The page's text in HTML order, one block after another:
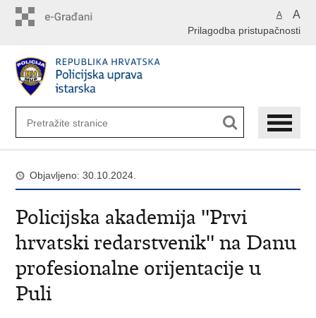
A A
Prilagodba pristupačnosti
Objavljeno: 30.10.2024.
Policijska akademija ''Prvi
hrvatski redarstvenik'' na Danu
profesionalne orijentacije u
Puli